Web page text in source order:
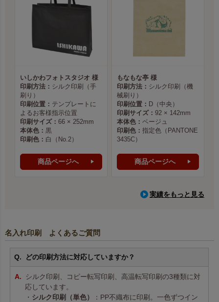
いしかわフォトスタジオ 様
印刷方法： シルク印刷（手
刷り）
印刷位置： テンプレートに
よるお客様指示位置
印刷サイズ： 66 × 252mm
本体色： 黒
印刷色： 白（No.2）
商品ページへ
もなもな亭 様
印刷方法： シルク印刷（機
械刷り）
印刷位置： D（中央）
印刷サイズ： 92 × 142mm
本体色： ベージュ
印刷色： 指定色（PANTONE
3435C）
商品ページへ
実績をもっと見る
名入れ印刷 よくあるご質問
どの印刷方法に対応していますか？
シルク印刷、コピー転写印刷、高温転写印刷の3種類に対
応しています。
・ シルク印刷（単色）
：PP不織布に印刷。一色ずつイン